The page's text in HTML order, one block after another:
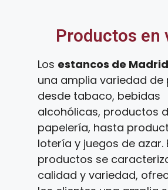
Productos en
Los estancos de Madrid
una amplia variedad de
desde tabaco, bebidas
alcohólicas, productos
papelería, hasta
lotería y juegos de azar.
productos se
calidad y variedad,